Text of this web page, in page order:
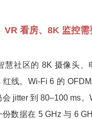
VR 看房、8K 监控
慧社区的 8K 摄像头
红线。Wi-Fi 6 的
jitter 到 80–100 ms。
数据在 5 GHz 与 6